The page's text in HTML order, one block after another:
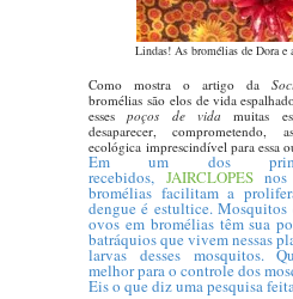
Lindas! As bromélias de Dora
Como mostra o artigo da
bromélias são elos de vida
essespoços de vida muitas
desaparecer,
ecológica imprescindível para essa
Em um dos
recebidos, JAIRCLOPESnos
bromélias facilitam a
dengue é estultice. Mosquitos
ovos em bromélias têm sua
batráquios que vivem nessas
larvas desses mosquitos.
melhor para o controle dos
Eis o que diz uma pesquisa